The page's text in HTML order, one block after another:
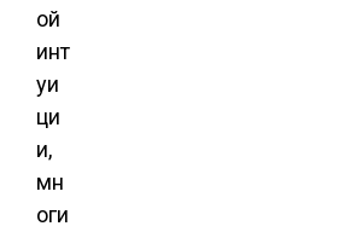
ой
инт
уи
ци
и,
мн
оги